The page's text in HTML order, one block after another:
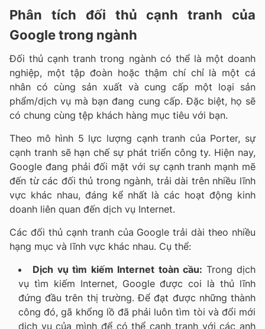
Phân tích đối thủ cạnh tranh của
Google trong ngành
Đối thủ cạnh tranh trong ngành có thể là một doanh
nghiệp, một tập đoàn hoặc thậm chí chỉ là một cá
nhân có cùng sản xuất và cung cấp một loại sản
phẩm/dịch vụ mà bạn đang cung cấp. Đặc biệt, họ sẽ
có chung cùng tệp khách hàng mục tiêu với bạn.
Theo mô hình 5 lực lượng cạnh tranh của Porter, sự
cạnh tranh sẽ hạn chế sự phát triển công ty. Hiện nay,
Google đang phải đối mặt với sự cạnh tranh mạnh mẽ
đến từ các đối thủ trong ngành, trải dài trên nhiều lĩnh
vực khác nhau, đáng kể nhất là các hoạt động kinh
doanh liên quan đến dịch vụ Internet.
Các đối thủ cạnh tranh của Google trải dài theo nhiều
hạng mục và lĩnh vực khác nhau. Cụ thể:
Dịch vụ tìm kiếm Internet toàn cầu: Trong dịch
vụ tìm kiếm Internet, Google được coi là thủ lĩnh
đứng đầu trên thị trường. Để đạt được những thành
công đó, gã khổng lồ đã phải luôn tìm tòi và đổi mới
dịch vụ của mình để có thể cạnh tranh với các anh